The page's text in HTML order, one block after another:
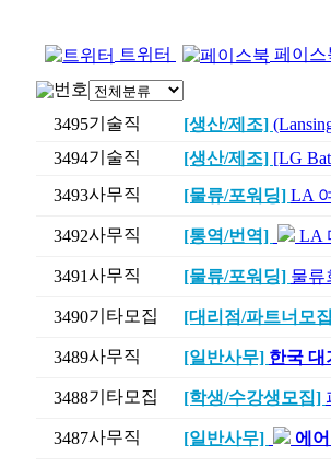
트위터
페이스
번호
3495기술직 [생산/제조]
3494기술직 [생산/제조] [LG
3493사무직 [물류/포워딩] LA
3492사무직 [통역/번역] LA
3491사무직 [물류/포워딩] 물류
3490기타모집 [대리점/파트너모
3489사무직 [일반사무] 한국 대
3488기타모집 [학생/수강생모집]
3487사무직 [일반사무] 에